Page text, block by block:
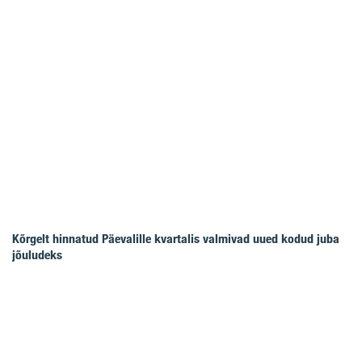
Kõrgelt hinnatud Päevalille kvartalis valmivad uued kodud juba
jõuludeks